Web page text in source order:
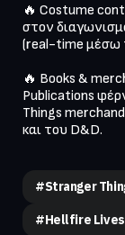
🔥 Costume
στον
(real-time μέσω
🔥 Books &
Publications
Things
και του D&D.
#stranger
#hellfire Lives